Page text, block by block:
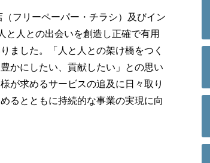
フリーペーパー・チラシ）及びイン
と人との出会いを創造し正確で有用
ました。「人と人との架け橋をつく
かにしたい、貢献したい」との思い
が求めるサービスの追及に日々取り
るとともに持続的な事業の実現に向